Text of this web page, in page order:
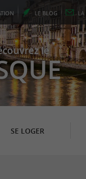
LE BLOG LA
le
SE LOGER